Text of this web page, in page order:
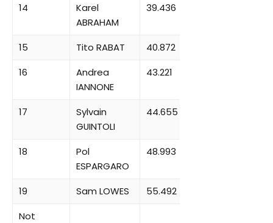
14
Karel
ABRAHAM
39.436
15 Tito RABAT
40.872
16
Andrea
IANNONE
43.221
17
Sylvain
GUINTOLI
44.655
18
Pol
ESPARGARO
48.993
19 Sam LOWES
55.492
Not